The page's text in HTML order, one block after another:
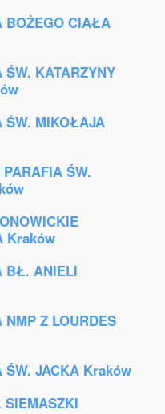
BOŻEGO CIAŁA
KATARZYNY
ŚW. MIKOŁAJA
ŚW.
Kraków
BŁ. ANIELI
Z LOURDES
ŚW. JACKA Kraków